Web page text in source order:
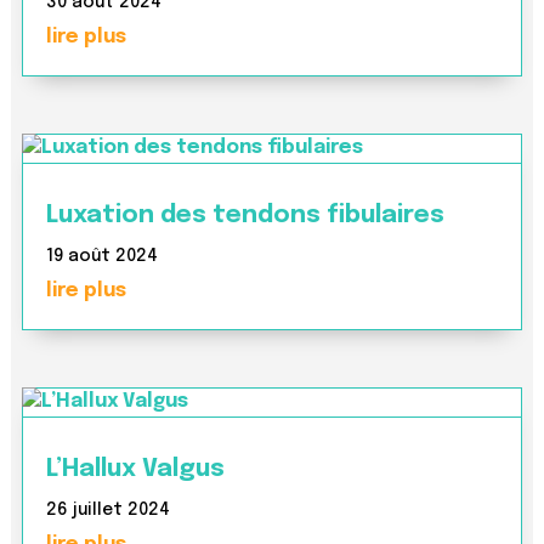
lire plus
Luxation des tendons fibulaires
19 août 2024
lire plus
L’Hallux Valgus
26 juillet 2024